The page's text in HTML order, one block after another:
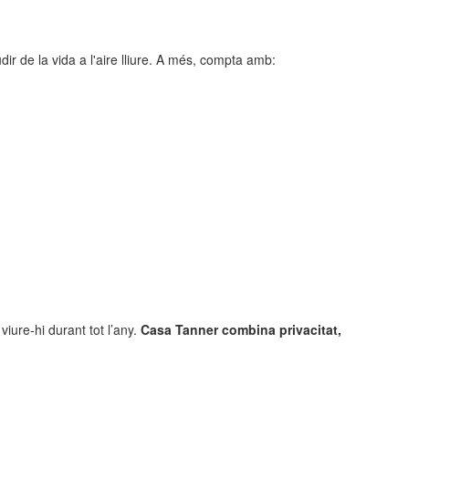
de la vida a l'aire lliure. A més, compta amb:
hi durant tot l’any. Casa Tanner combina privacitat,